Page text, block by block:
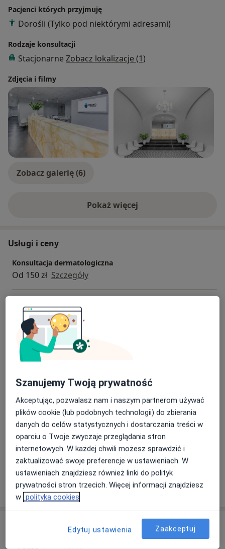
Pacjenci których przyjmuję
Dorośli (Tylko pod niektórymi adresami)
Rodzaje konsultacji
Stacjonarne Zobacz lokalizacje (1)
Zdjęcia i filmy
Zobacz galerię (6)
Pokaż więcejo doświadczeniu
Usługi i ceny
Konsultacja dermatologiczna
Od 150 zł Szczegóły
Szczegóły
Konsultacja dermatologiczna dzieci
Od 399 zł Szczegóły
Konsultacja telefoniczna - Dermatolog
Konsultacja telefoniczna - Dermatolog Dzieci
Od 189 zł Szczegóły
+ 1 usługa
W jaki sposób ustalane są ceny?
Szanujemy Twoją prywatność
Akceptując, pozwalasz nam i naszym partnerom używać
plików cookie (lub podobnych technologii) do zbierania
danych do celów statystycznych i dostarczania treści w
oparciu o Twoje zwyczaje przeglądania stron
internetowych. W każdej chwili możesz sprawdzić i
zaktualizować swoje preferencje w ustawieniach. W
ustawieniach znajdziesz również linki do polityk
prywatności stron trzecich. Więcej informacji znajdziesz
w polityka cookies
Edytuj ustawienia Zaakceptuj